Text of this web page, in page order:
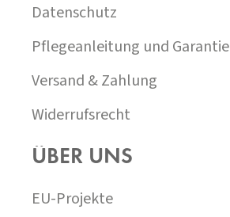
Datenschutz
Pflegeanleitung und Garantie
Versand & Zahlung
Widerrufsrecht
ÜBER UNS
EU-Projekte